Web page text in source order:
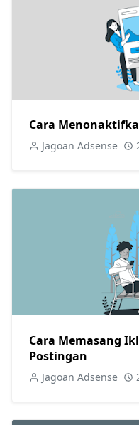
Cara
Jagoan Adsense
Cara Memasang
Postingan
Jagoan Adsense